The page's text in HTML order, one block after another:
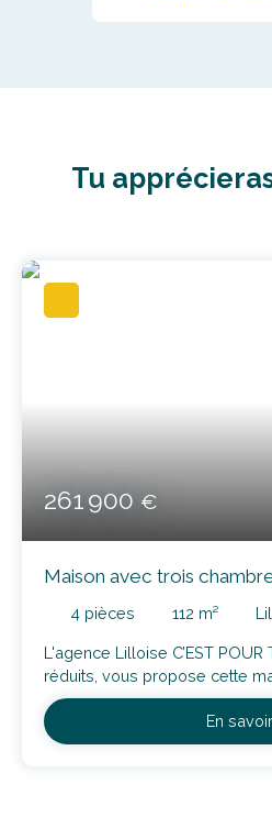
Tu
261 900€
Maison avec trois
mezannine et extérieur
4 pièces 112 m²
L'agence Lilloise C’EST
réduits, vous propose cette
Lille-Fives, proche de toutes
aujourd'hui ce bien s'ouvrant
de 25m² ayant une grande
En